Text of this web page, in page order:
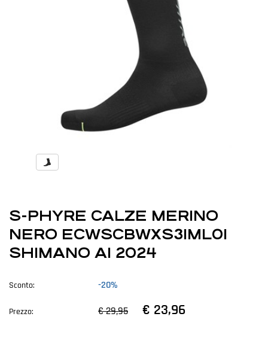
S-PHYRE CALZE MERINO
NERO ECWSCBWXS31ML01
SHIMANO AI 2024
Sconto: -20%
Prezzo: € 29,95 € 23,96